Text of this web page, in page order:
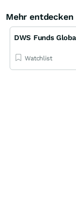
Mehr entdecken
Watchlist